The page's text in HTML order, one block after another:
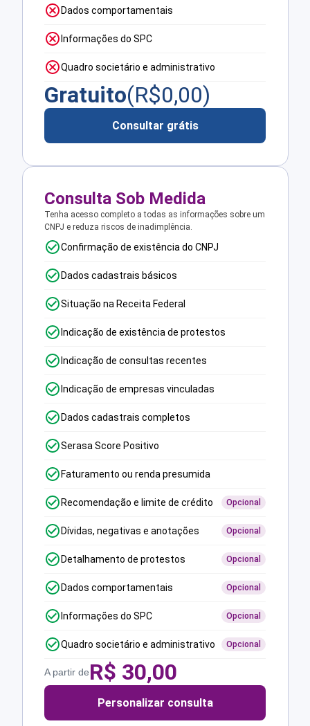
Dados comportamentais
Informações do SPC
Quadro societário e administrativo
Gratuito(R$0,00)
Consultar grátis
Consulta Sob Medida
Tenha acesso completo a todas as informações sobre um
CNPJ e reduza riscos de inadimplência.
Confirmação de existência do CNPJ
Dados cadastrais básicos
Situação na Receita Federal
Indicação de existência de protestos
Indicação de consultas recentes
Indicação de empresas vinculadas
Dados cadastrais completos
Serasa Score Positivo
Faturamento ou renda presumida
Recomendação e limite de crédito Opcional
Dívidas, negativas e anotações Opcional
Detalhamento de protestos Opcional
Dados comportamentais Opcional
Informações do SPC Opcional
Quadro societário e administrativo Opcional
A partir deR$ 30,00
Personalizar consulta